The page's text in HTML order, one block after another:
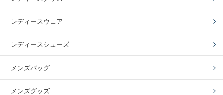
レディースウェア
レディースシューズ
メンズバッグ
メンズグッズ